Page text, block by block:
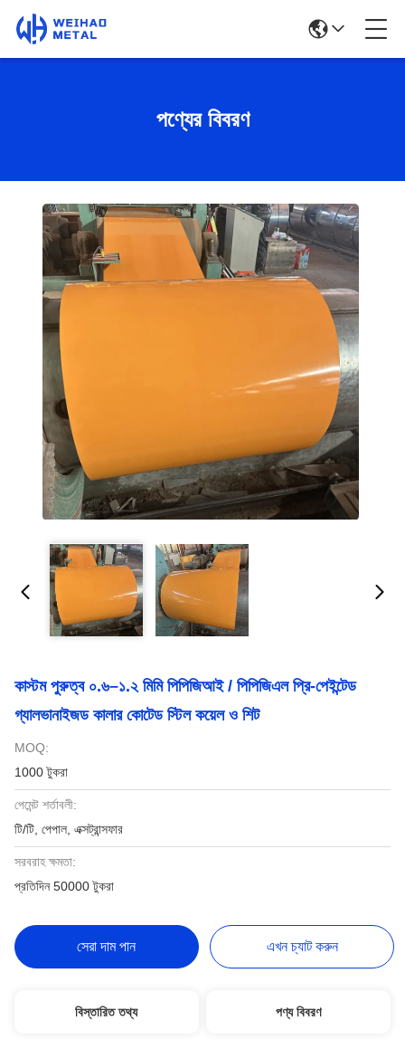
পণ্যের বিবরণ
কাস্টম পুরুত্ব ০.৬–১.২ মিমি পিপিজিআই / পিপিজিএল প্রি-পেইন্টেড
গ্যালভানাইজড কালার কোটেড স্টিল কয়েল ও শিট
MOQ:
1000 টুকরা
পেমেন্ট শর্তাবলী:
টি/টি, পেপাল, এক্সট্রান্সফার
সরবরাহ ক্ষমতা:
প্রতিদিন 50000 টুকরা
সেরা দাম পান এখন চ্যাট করুন
বিস্তারিত তথ্য পণ্য বিবরণ